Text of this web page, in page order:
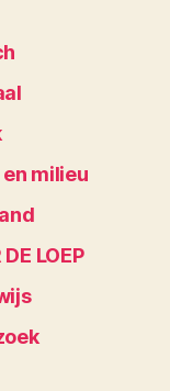
milieu
DE LOEP